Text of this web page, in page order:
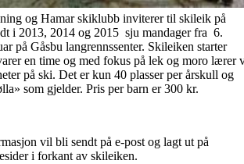
og Hamar skiklubb inviterer til skileik på
i 2013, 2014 og 2015 sju mandager fra 6.
på Gåsbu langrennssenter. Skileiken starter
en time og med fokus på lek og moro lærer
på ski. Det er kun 40 plasser per årskull og
som gjelder. Pris per barn er 300 kr.
vil bli sendt på e-post og lagt ut på
i forkant av skileiken.